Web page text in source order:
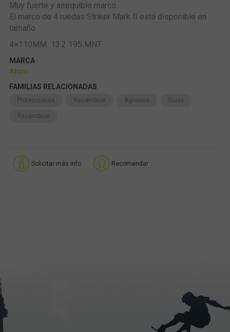
Muy fuerte y asequible marco.
El marco de 4 ruedas Striker Mark II está disponible en
tamaño
4×110MM 13.2 195 MNT
MARCA
Atom
FAMILIAS RELACIONADAS
Protecciones Recambios Agresivo Guias
Recambios
Solicitar más info Recomendar